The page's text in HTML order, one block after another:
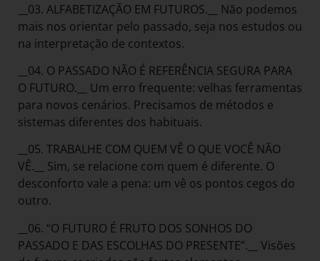
__03. ALFABETIZAÇÃO EM FUTUROS.__ Não podemos
mais nos orientar pelo passado, seja nos estudos ou
na interpretação de contextos.
__04. O PASSADO NÃO É REFERÊNCIA SEGURA PARA
O FUTURO.__ Um erro frequente: velhas ferramentas
para novos cenários. Precisamos de métodos e
sistemas diferentes dos habituais.
__05. TRABALHE COM QUEM VÊ O QUE VOCÊ NÃO
VÊ.__ Sim, se relacione com quem é diferente. O
desconforto vale a pena: um vê os pontos cegos do
outro.
__06. “O FUTURO É FRUTO DOS SONHOS DO
PASSADO E DAS ESCOLHAS DO PRESENTE”.__ Visões